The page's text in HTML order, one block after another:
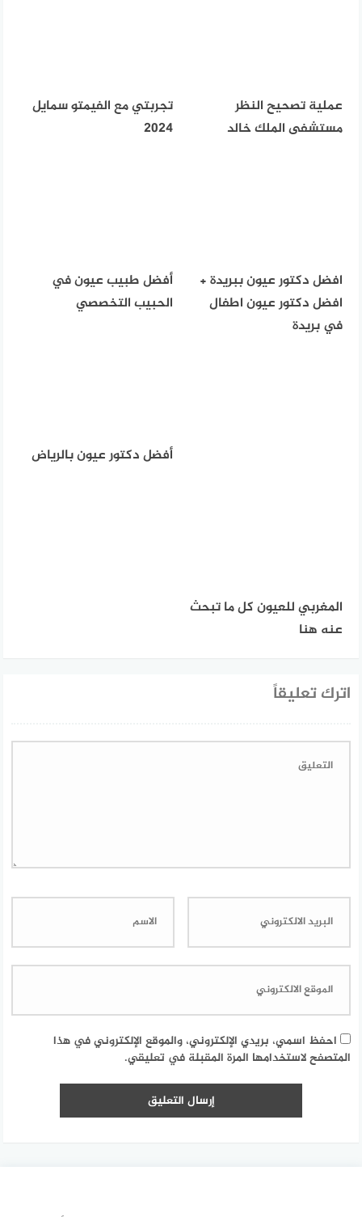
عملية تصحيح النظر
مستشفى الملك خالد
تجربتي مع الفيمتو سمايل
2024
افضل دكتور عيون ببريدة +
افضل دكتور عيون اطفال
في بريدة
أفضل طبيب عيون في
الحبيب التخصصي
أفضل دكتور عيون بالرياض
المغربي للعيون كل ما تبحث
عنه هنا
اترك تعليقاً
احفظ اسمي، بريدي الإلكتروني، والموقع الإلكتروني في هذا
المتصفح لاستخدامها المرة المقبلة في تعليقي.